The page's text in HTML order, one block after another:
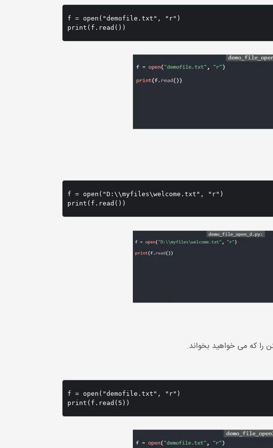
f = open("demofile.txt", "r")
f = open("D:\\myfiles\welcome.txt", "r")
f = open("demofile.txt", "r")